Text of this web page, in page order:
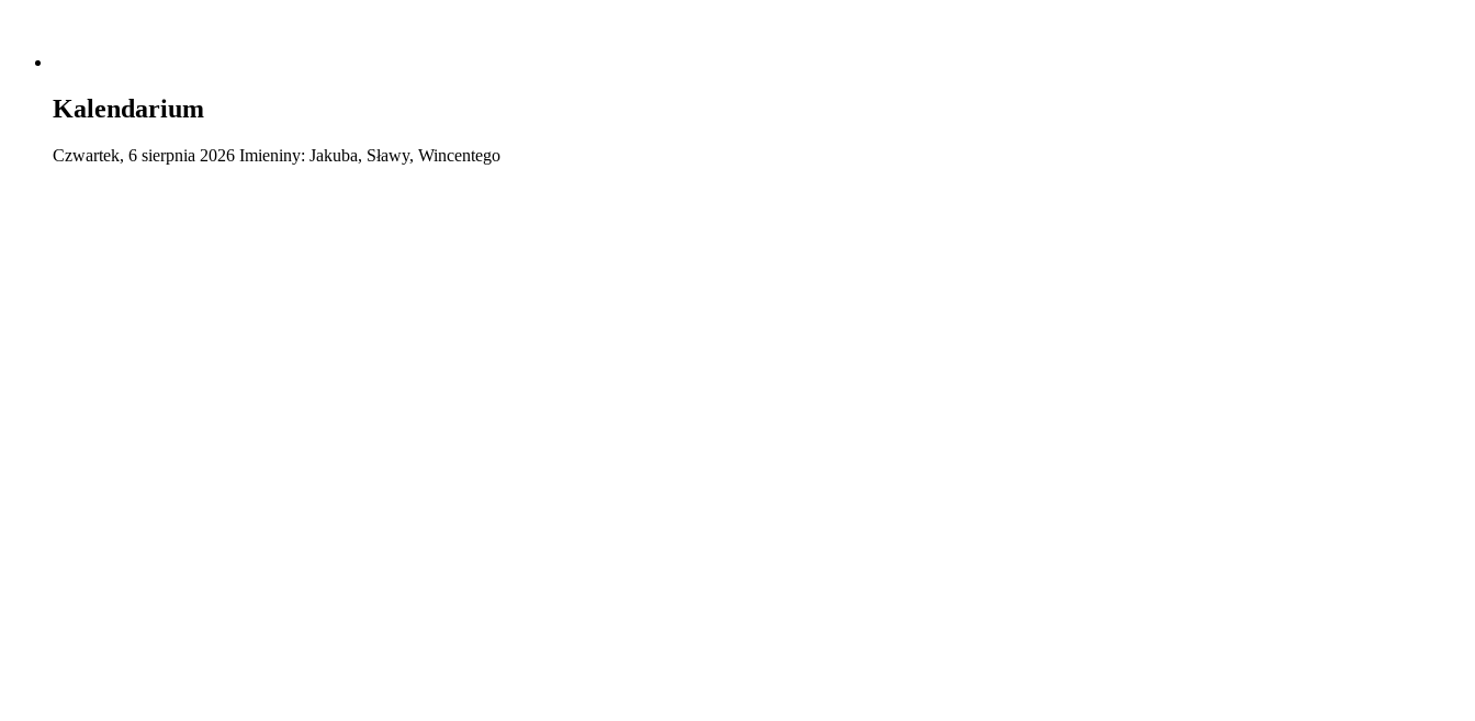
Kalendarium
Czwartek, 6 sierpnia 2026 Imieniny: Jakuba, Sławy, Wincentego